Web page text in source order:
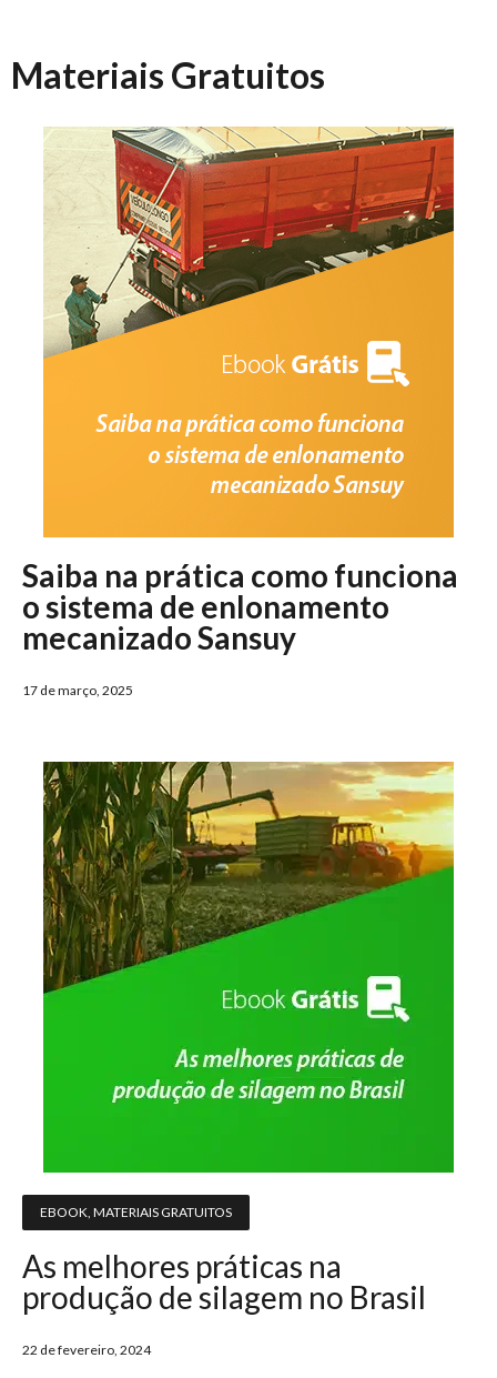
Materiais Gratuitos
Saiba na prática como funciona
o sistema de enlonamento
mecanizado Sansuy
17 de março, 2025
EBOOK MATERIAIS GRATUITOS
As melhores práticas na
produção de silagem no Brasil
22 de fevereiro, 2024